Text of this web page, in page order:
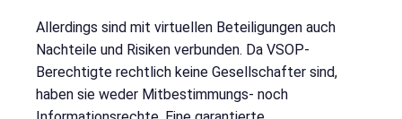
Allerdings sind mit virtuellen Beteiligungen auch
Nachteile und Risiken verbunden. Da VSOP-
Berechtigte rechtlich keine Gesellschafter sind,
haben sie weder Mitbestimmungs- noch